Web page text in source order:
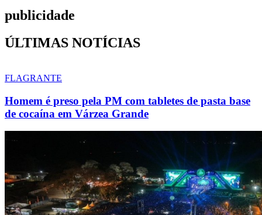
publicidade
ÚLTIMAS NOTÍCIAS
FLAGRANTE
Homem é preso pela PM com tabletes de pasta base
de cocaína em Várzea Grande